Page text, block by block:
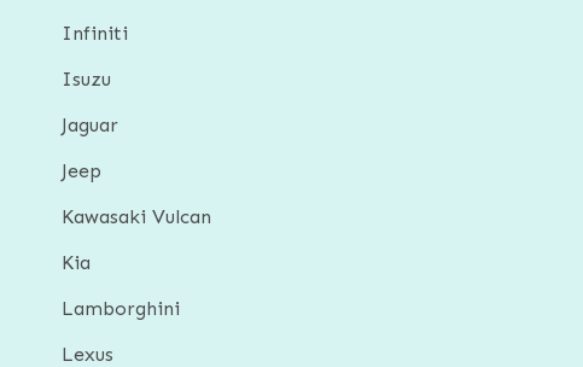
Infiniti
Isuzu
Jaguar
Jeep
Kawasaki Vulcan
Kia
Lamborghini
Lexus